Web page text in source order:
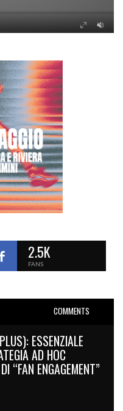
2.5K
FANS
COMMENTS
ESSENZIALE
AD HOC
“FAN ENGAGEMENT”